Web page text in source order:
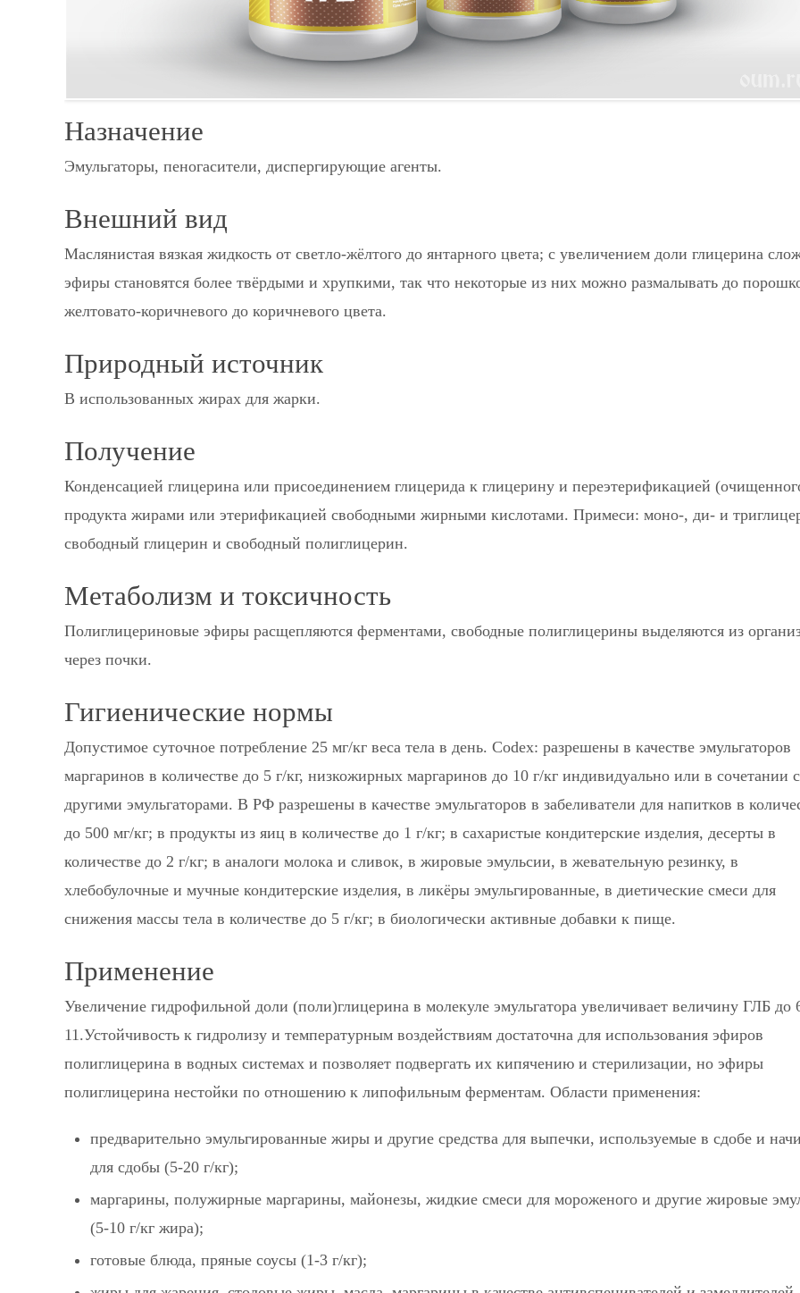
Назначение
Эмульгаторы, пеногасители, диспергирующие агенты.
Внешний вид
Маслянистая вязкая жидкость от светло-жёлтого до янтарного цвета; с увеличением доли глицерина
эфиры становятся более твёрдыми и хрупкими, так что некоторые из них можно размалывать до
желтовато-коричневого до коричневого цвета.
Природный источник
В использованных жирах для жарки.
Получение
Конденсацией глицерина или присоединением глицерида к глицерину и переэтерификацией
продукта жирами или этерификацией свободными жирными кислотами. Примеси: моно-, ди- и
свободный глицерин и свободный полиглицерин.
Метаболизм и токсичность
Полиглицериновые эфиры расщепляются ферментами, свободные полиглицерины выделяются из
через почки.
Гигиенические нормы
Допустимое суточное потребление 25 мг/кг веса тела в день. Codex: разрешены в качестве эмульгаторов
маргаринов в количестве до 5 г/кг, низкожирных маргаринов до 10 г/кг индивидуально или в сочетании с
другими эмульгаторами. В РФ разрешены в качестве эмульгаторов в забеливатели для напитков в
до 500 мг/кг; в продукты из яиц в количестве до 1 г/кг; в сахаристые кондитерские изделия, десерты в
количестве до 2 г/кг; в аналоги молока и сливок, в жировые эмульсии, в жевательную резинку, в
хлебобулочные и мучные кондитерские изделия, в ликёры эмульгированные, в диетические смеси для
снижения массы тела в количестве до 5 г/кг; в биологически активные добавки к пище.
Применение
Увеличение гидрофильной доли (поли)глицерина в молекуле эмульгатора увеличивает величину ГЛБ до
11.Устойчивость к гидролизу и температурным воздействиям достаточна для использования эфиров
полиглицерина в водных системах и позволяет подвергать их кипячению и стерилизации, но эфиры
полиглицерина нестойки по отношению к липофильным ферментам. Области применения:
предварительно эмульгированные жиры и другие средства для выпечки, используемые в сдобе и
для сдобы (5-20 г/кг);
маргарины, полужирные маргарины, майонезы, жидкие смеси для мороженого и другие жировые
(5-10 г/кг жира);
готовые блюда, пряные соусы (1-3 г/кг);